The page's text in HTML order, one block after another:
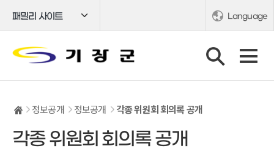
패밀리 사이트 Language
정보공개 정보공개 각종 위원회 회의록 공개
각종 위원회 회의록 공개